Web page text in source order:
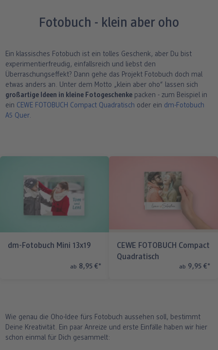
Fotobuch - klein aber oho
Ein klassisches Fotobuch ist ein tolles Geschenk, aber Du bist
experimentierfreudig, einfallsreich und liebst den
Überraschungseffekt? Dann gehe das Projekt Fotobuch doch mal
etwas anders an. Unter dem Motto „klein aber oho“ lassen sich
großartige Ideen in kleine Fotogeschenke packen - zum Beispiel in
ein CEWE FOTOBUCH Compact Quadratisch oder ein dm-Fotobuch
A5 Quer.
dm-Fotobuch Mini 13x19
ab 8,95 €*
CEWE FOTOBUCH Compact
Quadratisch
ab 9,95 €*
Wie genau die Oho-Idee fürs Fotobuch aussehen soll, bestimmt
Deine Kreativität. Ein paar Anreize und erste Einfälle haben wir hier
schon einmal für Dich gesammelt: